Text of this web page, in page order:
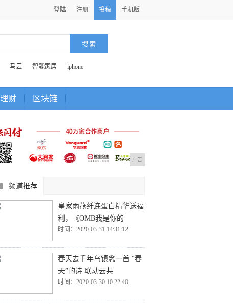
登陆 注册 投稿 手机版
马云 智能家居 iphone
理财 区块链
广告
频道推荐
皇家雨燕纤连蛋白精华送福
利，《OMB我是你的
时间：2020-03-31 14:31:12
春天去千年乌镇念一首 “春
天”的诗 联动云共
时间：2020-03-30 10:22:40